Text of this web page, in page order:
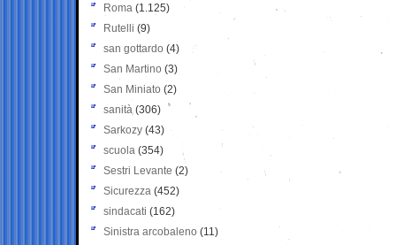
Roma (1.125)
Rutelli (9)
san gottardo (4)
San Martino (3)
San Miniato (2)
sanità (306)
Sarkozy (43)
scuola (354)
Sestri Levante (2)
Sicurezza (452)
sindacati (162)
Sinistra arcobaleno (11)